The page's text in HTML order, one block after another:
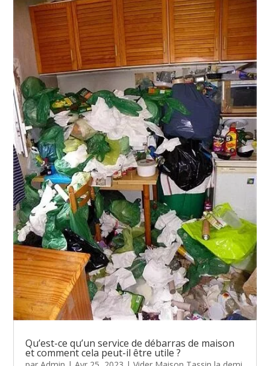
Qu’est-ce qu’un service de débarras de maison
et comment cela peut-il être utile ?